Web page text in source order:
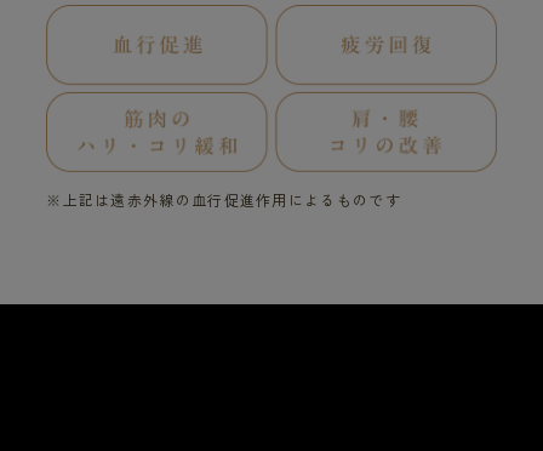
※上記は遠赤外線の血行促進作用によるものです